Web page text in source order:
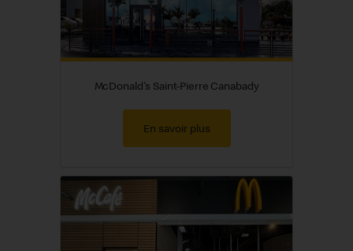
McDonald's Saint-Pierre Canabady
En savoir plus